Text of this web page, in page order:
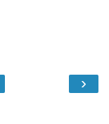
›